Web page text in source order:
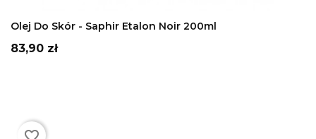
Olej Do Skór - Saphir Etalon Noir 200ml
Cena
83,90 zł